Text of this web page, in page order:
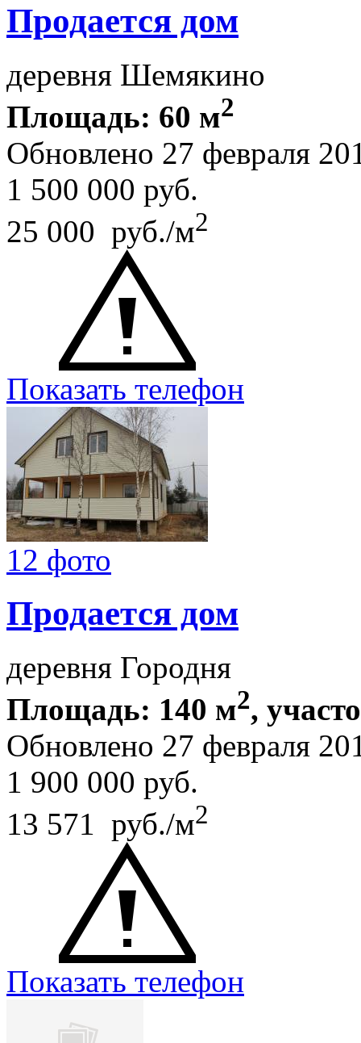
Продается дом
деревня Шемякино
Площадь: 60 м2
Обновлено 27 февраля
1 500 000 руб.
25 000 руб./м2
Показать телефон
12 фото
Продается дом
деревня Городня
Площадь: 140 м2,
Обновлено 27 февраля
1 900 000 руб.
13 571 руб./м2
Показать телефон